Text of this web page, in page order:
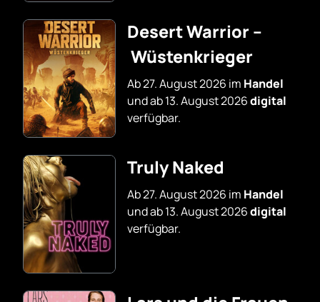
Desert Warrior –
Wüstenkrieger
Ab 27. August 2026 im Handel
und ab 13. August 2026digital
verfügbar.
Truly Naked
Ab 27. August 2026 im Handel
und ab 13. August 2026digital
verfügbar.